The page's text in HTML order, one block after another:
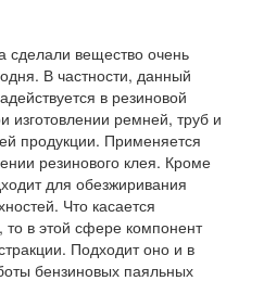
сделали вещество очень
В частности, данный
в резиновой
изготовлении ремней, труб и
продукции. Применяется
резинового клея. Кроме
для обезжиривания
Что касается
то в этой сфере компонент
Подходит оно и в
бензиновых паяльных